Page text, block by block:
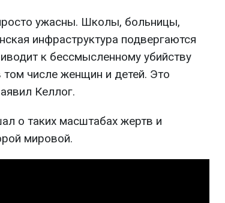
ужасны. Школы, больницы,
инфраструктура подвергаются
к бессмысленному убийству
том числе женщин и детей. Это
Келлог.
о таких масштабах жертв и
мировой.